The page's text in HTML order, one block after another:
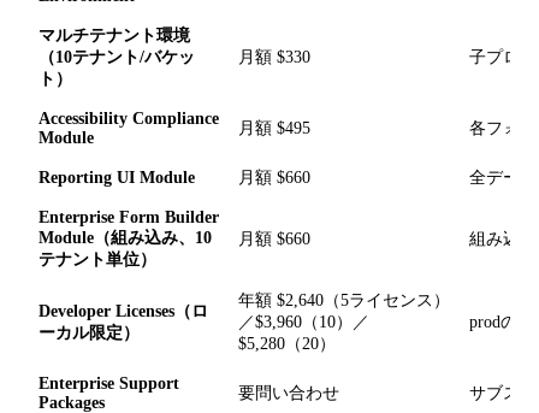
マルチテナント環境
（10テナント/バケッ
ト）
月額 $330 子プロジ
Accessibility Compliance
Module
月額 $495 各フォ
Reporting UI Module 月額 $660 全デー
Enterprise Form Builder
Module（組み込み、10
テナント単位）
月額 $660 組み込
Developer Licenses（ロ
ーカル限定）
年額 $2,640（5ライセンス）
／$3,960（10）／
$5,280（20）
prodの
Enterprise Support
Packages
要問い合わせ サブス